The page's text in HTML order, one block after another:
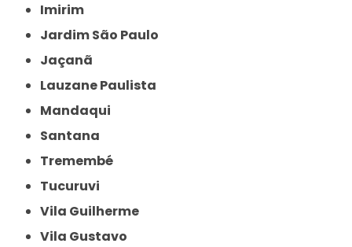
Imirim
Jardim São Paulo
Jaçanã
Lauzane Paulista
Mandaqui
Santana
Tremembé
Tucuruvi
Vila Guilherme
Vila Gustavo